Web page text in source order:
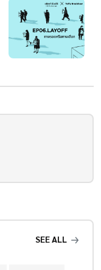
SEE ALL